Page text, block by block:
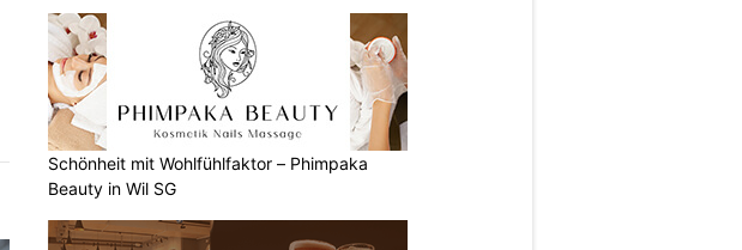
Schönheit mit Wohlfühlfaktor – Phimpaka
Beauty in Wil SG